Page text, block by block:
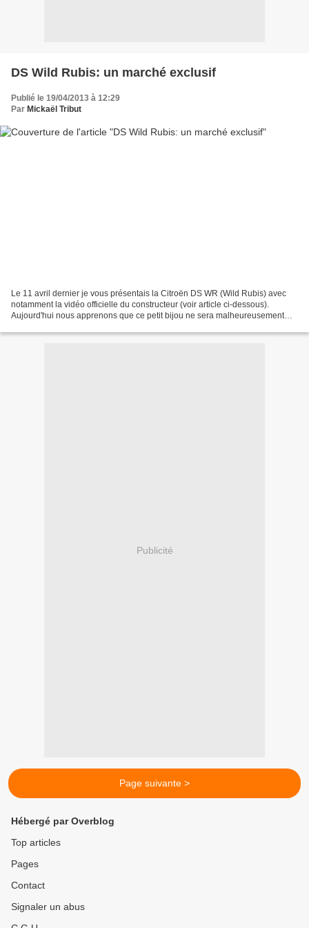
DS Wild Rubis: un marché exclusif
Publié le 19/04/2013 à 12:29
Par Mickaël Tribut
Le 11 avril dernier je vous présentais la Citroën DS WR (Wild Rubis) avec
notamment la vidéo officielle du constructeur (voir article ci-dessous).
Aujourd'hui nous apprenons que ce petit bijou ne sera malheureusement
Publicité
Page suivante >
Hébergé par Overblog
Top articles
Pages
Contact
Signaler un abus